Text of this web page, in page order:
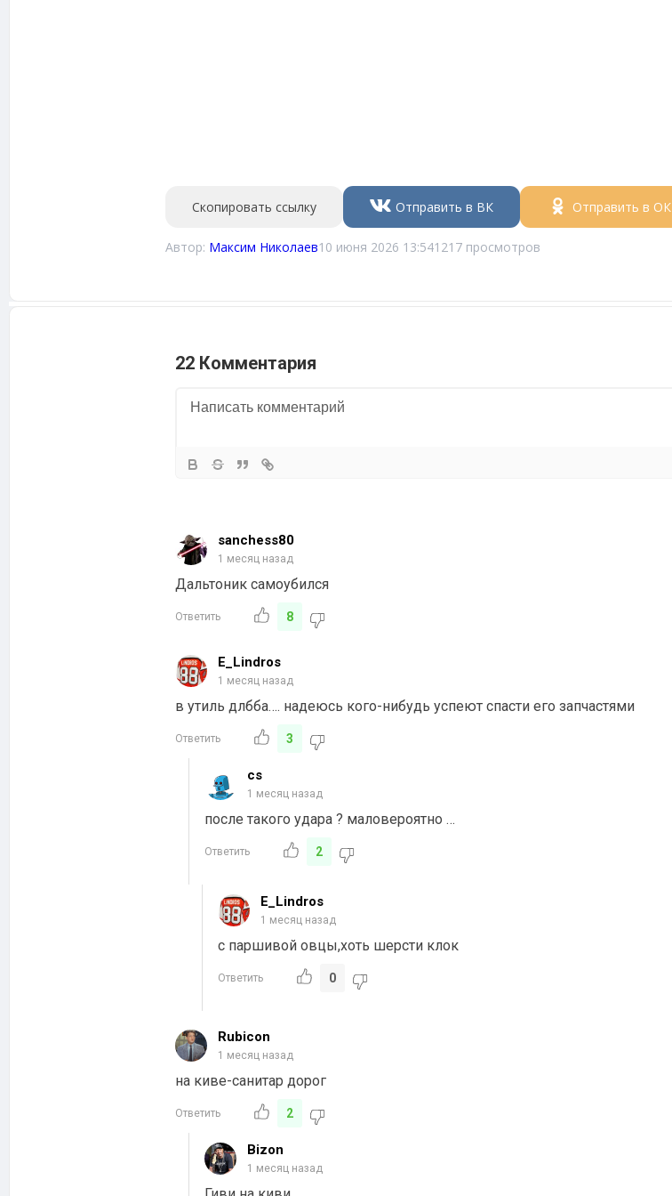
Скопировать ссылку Отправить в ВК Отправить в ОК
Автор: Максим Николаев10 июня 2026 13:541217 просмотров
22 Комментария
sanchess80
1 месяц назад
Дальтоник самоубился
Ответить 8
E_Lindros
1 месяц назад
в утиль длбба…. надеюсь кого-нибудь успеют спасти его запчастями
Ответить 3
cs
1 месяц назад
после такого удара ? маловероятно …
Ответить 2
E_Lindros
1 месяц назад
с паршивой овцы,хоть шерсти клок
Ответить 0
Rubicon
1 месяц назад
на киве-санитар дорог
Ответить 2
Bizon
1 месяц назад